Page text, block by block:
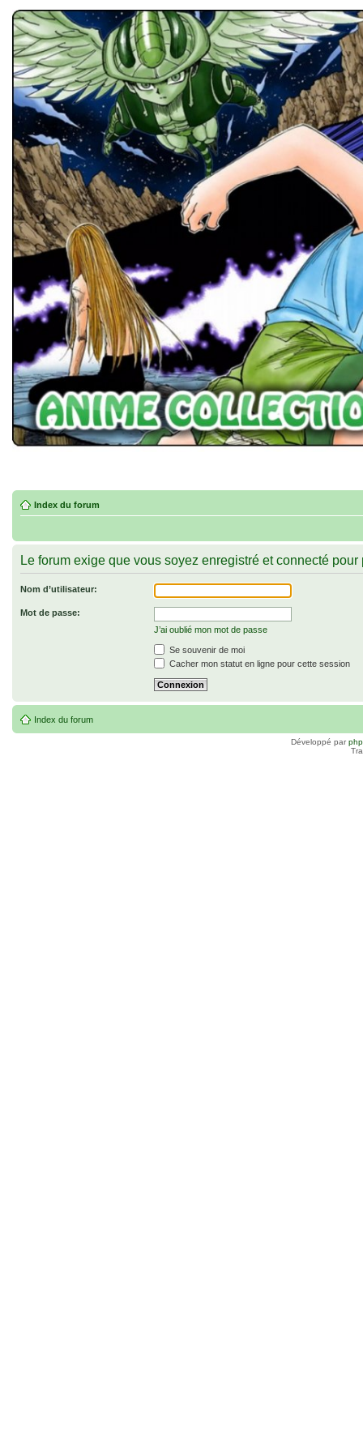
Index du forum
Le forum exige que vous soyez enregistré et connecté
Nom d’utilisateur:
Mot de passe:
J’ai oublié mon mot de passe
Se souvenir de moi
Cacher mon statut en ligne pour cette session
Index du forum
Développé par